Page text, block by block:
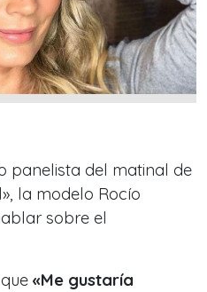
panelista del matinal de
la modelo Rocío
sobre el
«Me gustaría